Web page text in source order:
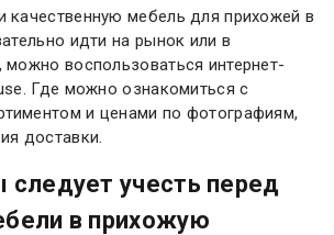
качественную мебель для прихожей в
идти на рынок или в
воспользоваться интернет-
Где можно ознакомиться с
и ценами по фотографиям,
доставки.
следует учесть перед
в прихожую